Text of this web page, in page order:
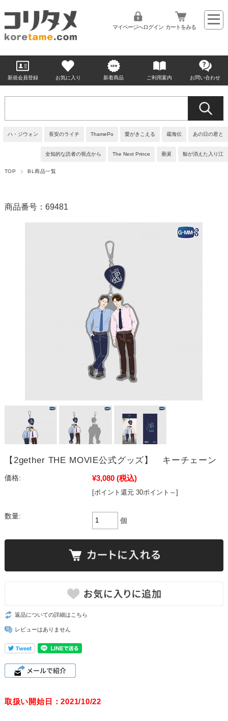
マイページへログイン カートをみる
新規会員登録 お気に入り 新着商品 ご利用案内 お問い合わせ
ハ・ジウォン 長安のライチ ThamePo 愛がきこえる 蔵海伝 あの日の君と
全知的な読者の視点から The Next Prince 垂涎 鯨が消えた入り江
TOP BL商品一覧
商品番号：69481
【2gether THE MOVIE公式グッズ】 キーチェーン
価格: ¥3,080 (税込)
[ポイント還元 30ポイント～]
数量:
個
返品についての詳細はこちら
レビューはありません
取扱い開始日：2021/10/22